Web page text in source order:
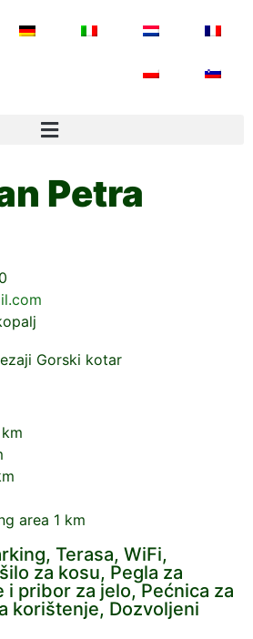
Petra
area 1 km
Terasa, WiFi,
za kosu, Pegla za
i pribor za jelo, Pećnica za
korištenje, Dozvoljeni